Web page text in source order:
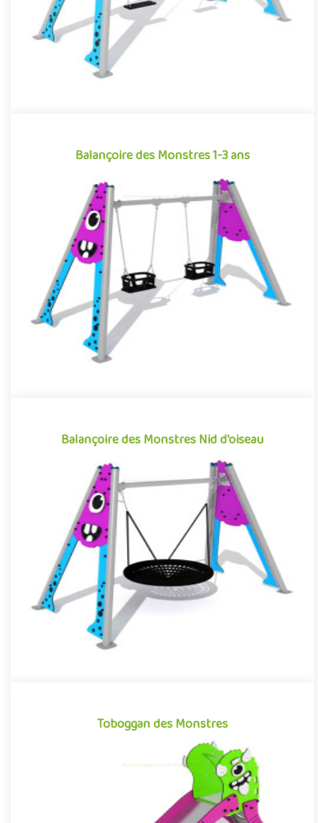
Balançoire des Monstres 1-3 ans
Balançoire des Monstres 1-3 ans
Structure pour aires de jeux reprenant l’esthétique et les codes
graphiques des dessins animés et films d’animation pour enfa..
Offre partenaire
Balançoire des Monstres Nid d'oiseau
Balançoire des Monstres Nid d'oiseau
Structure pour aires de jeux reprenant l’esthétique et les codes
graphiques des dessins animés et films d’animation pour enfa..
Offre partenaire
Toboggan des Monstres
Toboggan des Monstres
Structure pour aires de jeux à thème, reproduisant les codes
visuels et graphiques des dessins animés et films d’animation